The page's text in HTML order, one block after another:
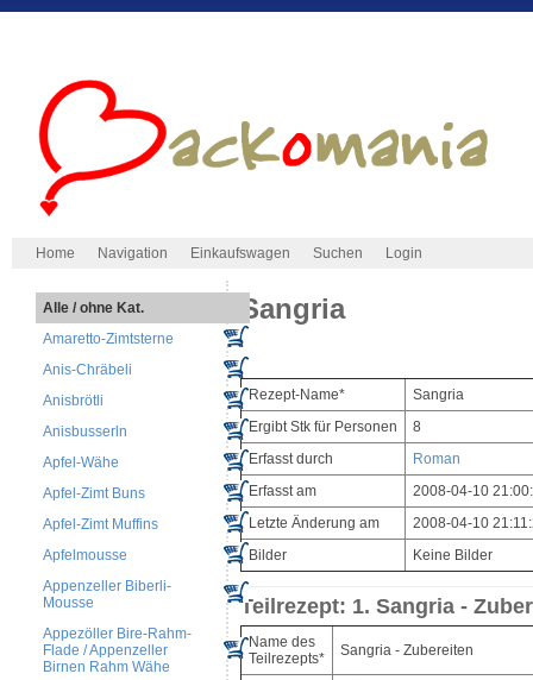
Home Navigation Einkaufswagen Suchen Login
Alle / ohne Kat.
Amaretto-Zimtsterne
Anis-Chräbeli
Anisbrötli
Anisbusserln
Apfel-Wähe
Apfel-Zimt Buns
Apfel-Zimt Muffins
Apfelmousse
Appenzeller Biberli-
Mousse
Appezöller Bire-Rahm-
Flade / Appenzeller
Birnen Rahm Wähe
Sangria
Rezept-Name*
Sangria
Ergibt Stk für Personen
8
Erfasst durch
Roman
Erfasst am
2008-04-10
Letzte Änderung am
2008-04-10
Bilder
Keine Bilder
Teilrezept: 1. Sangria -
Name des
Teilrezepts*
Sangria - Zubereiten